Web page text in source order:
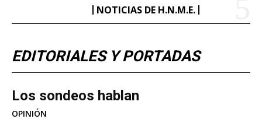
NOTICIAS DE H.N.M.E.
EDITORIALES Y PORTADAS
Los sondeos hablan
OPINIÓN